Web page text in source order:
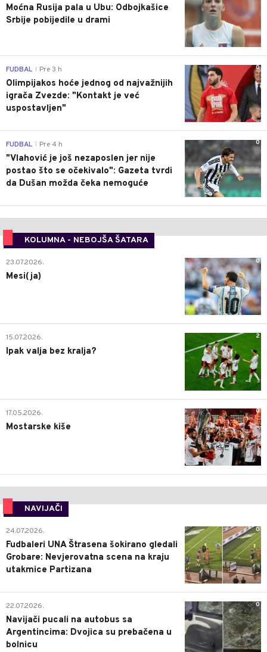
Moćna Rusija pala u Ubu: Odbojkašice
Srbije pobijedile u drami
0
FUDBAL Pre 3 h
Olimpijakos hoće jednog od najvažnijih
igrača Zvezde: "Kontakt je već
uspostavljen"
0
FUDBAL Pre 4 h
"Vlahović je još nezaposlen jer nije
postao što se očekivalo": Gazeta tvrdi
da Dušan možda čeka nemoguće
KOLUMNA - NEBOJŠA ŠATARA
0
23.07.2026.
Mesi(ja)
2
15.07.2026.
Ipak valja bez kralja?
0
17.05.2026.
Mostarske kiše
NAVIJAČI
0
24.07.2026.
Fudbaleri UNA Štrasena šokirano gledali
Grobare: Nevjerovatna scena na kraju
utakmice Partizana
0
22.07.2026.
Navijači pucali na autobus sa
Argentincima: Dvojica su prebačena u
bolnicu